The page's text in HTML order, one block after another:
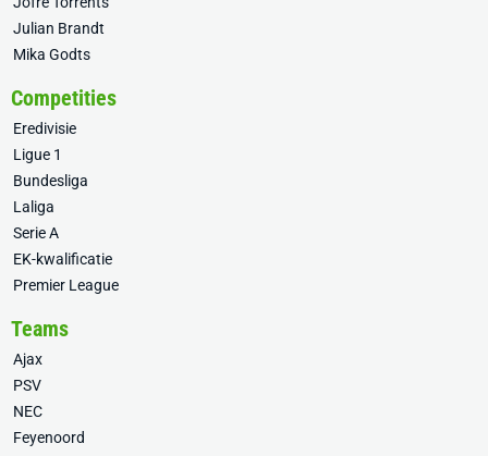
Julian Brandt
Mika Godts
Competities
Eredivisie
Ligue 1
Bundesliga
Laliga
Serie A
EK-kwalificatie
Premier League
Teams
Ajax
PSV
NEC
Feyenoord